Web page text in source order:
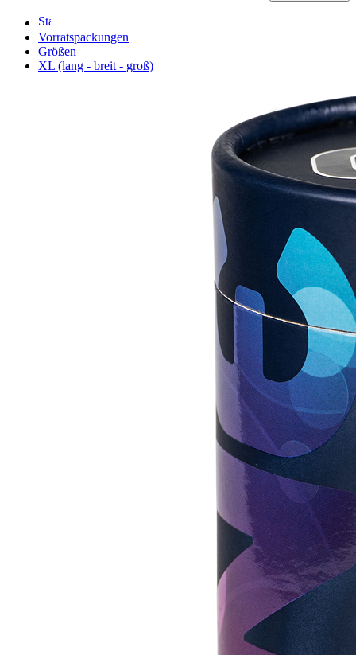
Vorratspackungen
Größen
XL (lang - breit - groß)